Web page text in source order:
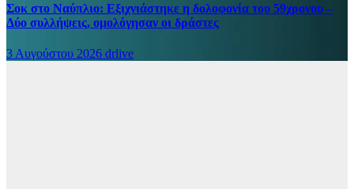
Σοκ στο Ναύπλιο: Εξιχνιάστηκε η δολοφονία του 59χρονου –
Δύο συλλήψεις, ομολόγησαν οι δράστες
3 Αυγούστου 2026 drlive